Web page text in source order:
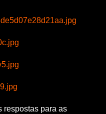
respostas para as